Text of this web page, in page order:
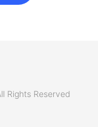
Rights Reserved